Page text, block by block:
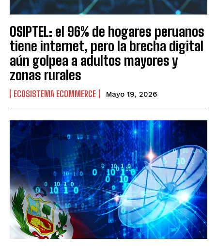
OSIPTEL: el 96% de hogares peruanos
tiene internet, pero la brecha digital
aún golpea a adultos mayores y
zonas rurales
ECOSISTEMA ECOMMERCE Mayo 19, 2026